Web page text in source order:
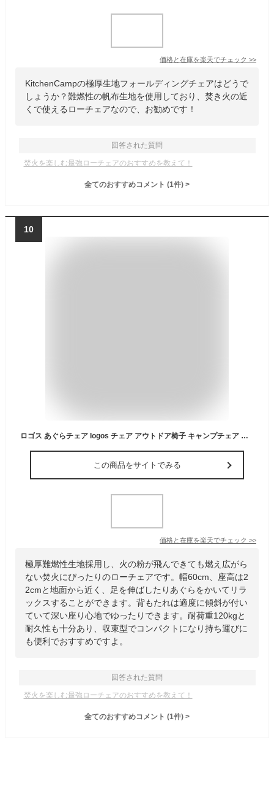
価格と在庫を楽天でチェック >>
KitchenCampの極厚生地フォールディングチェアはどうで
しょうか？難燃性の帆布生地を使用しており、焚き火の近
くで使えるローチェアなので、お勧めです！
回答された質問
焚火を楽しむ最強ローチェアのおすすめを教えて！
全てのおすすめコメント (1件) >
10
ロゴス あぐらチェア logos チェア アウトドア椅子 キャンプチェア 折りたたみ あぐら キャンプ 椅子 ワイド ハイバック ロースタイル アウトドア 収納バッグ レッド Tradcanvas 難燃BRICK キングあぐらチェア 73173128 4981325531973
この商品をサイトでみる
価格と在庫を楽天でチェック >>
極厚難燃性生地採用し、火の粉が飛んできても燃え広がら
ない焚火にぴったりのローチェアです。幅60cm、座高は2
2cmと地面から近く、足を伸ばしたりあぐらをかいてリラ
ックスすることができます。背もたれは適度に傾斜が付い
ていて深い座り心地でゆったりできます。耐荷重120kgと
耐久性も十分あり、収束型でコンパクトになり持ち運びに
も便利でおすすめですよ。
回答された質問
焚火を楽しむ最強ローチェアのおすすめを教えて！
全てのおすすめコメント (1件) >